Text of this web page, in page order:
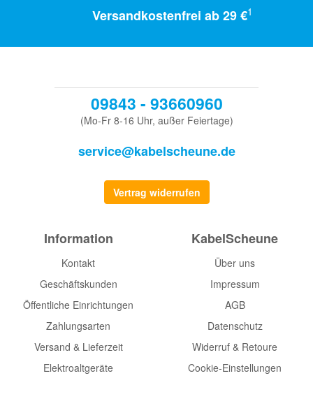
Versandkostenfrei ab 29 €1
09843 - 93660960
(Mo-Fr 8-16 Uhr, außer Feiertage)
service@kabelscheune.de
Vertrag widerrufen
Information
Kontakt
Geschäftskunden
Öffentliche Einrichtungen
Zahlungsarten
Versand & Lieferzeit
Elektroaltgeräte
KabelScheune
Über uns
Impressum
AGB
Datenschutz
Widerruf & Retoure
Cookie-Einstellungen